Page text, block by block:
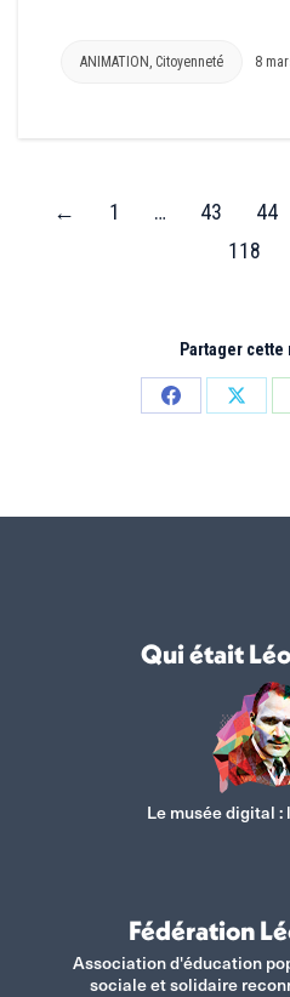
ANIMATION Citoyenneté 8
← 1 … 43 44
118
Partager
Partager
Qui était
Le musée digital :
Fédération
Association d'éducation
sociale et solidaire